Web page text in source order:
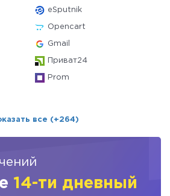
eSputnik
Opencart
Gmail
Приват24
Prom
все (+264)
14-ти дневный